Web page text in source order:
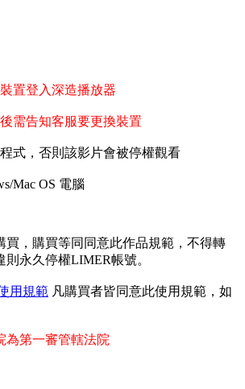
置登入深造播放器
需告知客服要更換裝置
式，否則該影片會被停權觀看
Mac OS 電腦
買，購買等同同意此作品規範，不得轉
永久停權LIMER帳號。
用規範 凡購買者皆同意此使用規範，如
為第一審管轄法院